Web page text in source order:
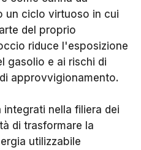
un ciclo virtuoso in cui
del proprio
riduce l'esposizione
gasolio e ai rischi di
approvvigionamento.
nella filiera dei
di trasformare la
utilizzabile